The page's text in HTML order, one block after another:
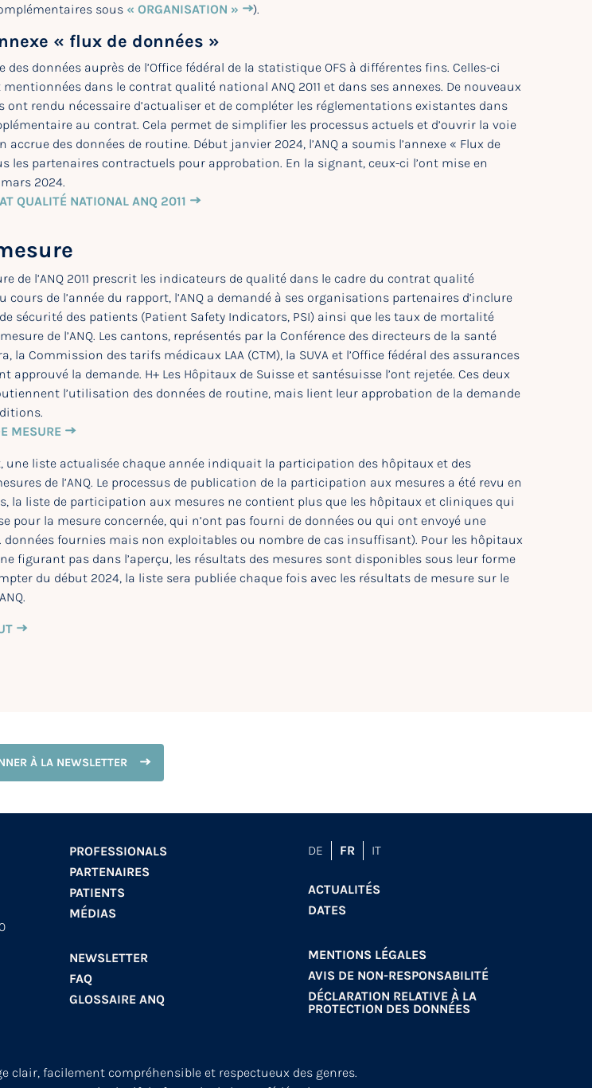
sous « ORGANISATION » ).
« flux de données »
des données auprès de l’Office fédéral de la statistique OFS à différentes fins. Celles-ci
dans le contrat qualité national ANQ 2011 et dans ses annexes. De nouveaux
ont rendu nécessaire d’actualiser et de compléter les réglementations existantes dans
au contrat. Cela permet de simplifier les processus actuels et d’ouvrir la voie
des données de routine. Début janvier 2024, l’ANQ a soumis l’annexe « Flux de
les partenaires contractuels pour approbation. En la signant, ceux-ci l’ont mise en
2024.
QUALITÉ NATIONAL ANQ 2011
de l’ANQ 2011 prescrit les indicateurs de qualité dans le cadre du contrat qualité
cours de l’année du rapport, l’ANQ a demandé à ses organisations partenaires d’inclure
sécurité des patients (Patient Safety Indicators, PSI) ainsi que les taux de mortalité
de l’ANQ. Les cantons, représentés par la Conférence des directeurs de la santé
la Commission des tarifs médicaux LAA (CTM), la SUVA et l’Office fédéral des assurances
approuvé la demande. H+ Les Hôpitaux de Suisse et santésuisse l’ont rejetée. Ces deux
l’utilisation des données de routine, mais lient leur approbation de la demande
MESURE
une liste actualisée chaque année indiquait la participation des hôpitaux et des
de l’ANQ. Le processus de publication de la participation aux mesures a été revu en
la liste de participation aux mesures ne contient plus que les hôpitaux et cliniques qui
pour la mesure concernée, qui n’ont pas fourni de données ou qui ont envoyé une
données fournies mais non exploitables ou nombre de cas insuffisant). Pour les hôpitaux
figurant pas dans l’aperçu, les résultats des mesures sont disponibles sous leur forme
du début 2024, la liste sera publiée chaque fois avec les résultats de mesure sur le
À LA NEWSLETTER
PROFESSIONALS
PARTENAIRES
PATIENTS
MÉDIAS
NEWSLETTER
FAQ
GLOSSAIRE ANQ
DE FR IT
ACTUALITÉS
DATES
MENTIONS LÉGALES
AVIS DE NON-RESPONSABILITÉ
DÉCLARATION RELATIVE À LA
PROTECTION DES DONNÉES
clair, facilement compréhensible et respectueux des genres.